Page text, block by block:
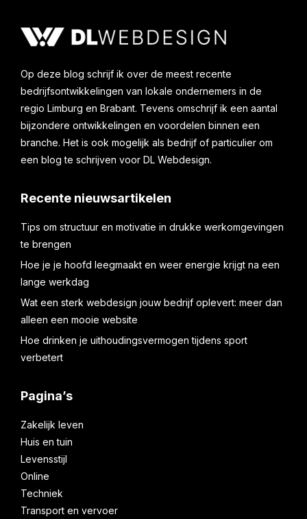
Op deze blog schrijf ik over de meest recente
bedrijfsontwikkelingen van lokale ondernemers in de
regio Limburg en Brabant. Tevens omschrijf ik een aantal
bijzondere ontwikkelingen en voordelen binnen een
branche. Het is ook mogelijk als bedrijf of particulier om
een blog te schrijven voor DL Webdesign.
Recente nieuwsartikelen
Tips om structuur en motivatie in drukke werkomgevingen
te brengen
Hoe je je hoofd leegmaakt en weer energie krijgt na een
lange werkdag
Wat een sterk webdesign jouw bedrijf oplevert: meer dan
alleen een mooie website
Hoe drinken je uithoudingsvermogen tijdens sport
verbetert
Pagina’s
Zakelijk leven
Huis en tuin
Levensstijl
Online
Techniek
Transport en vervoer